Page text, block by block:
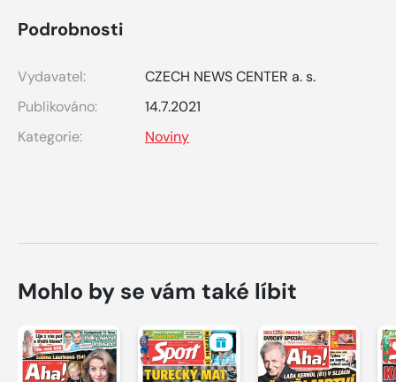
Podrobnosti
Vydavatel:
CZECH NEWS CENTER a. s.
Publikováno:
14.7.2021
Kategorie:
Noviny
Mohlo by se vám také líbit